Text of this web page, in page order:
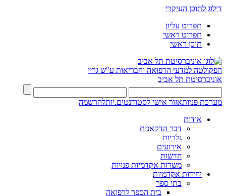
דילוג לתוכן העיקרי
תפריט עליון
תפריט ראשי
תוכן ראשי
הפקולטה למדעי הרפואה והבריאות ע"ש גריי
אוניברסיטת תל אביב
מערכת פניותאזור אישי לסטודנטים.יותלהרשמה
אודות
דבר הדקאנית
גלריות
אירועים
חדשות
משרות אקדמיות פנויות
יחידות אקדמיות
בתי ספר
בית הספר לרפואה